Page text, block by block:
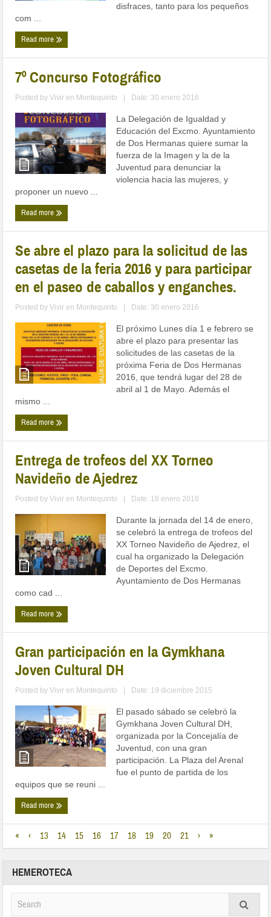
disfraces, tanto para los pequeños
com ...
Read more
7º Concurso Fotográfico
Posted byVivir en Montequinto Date: 30 enero 2016
La Delegación de Igualdad y
Educación del Excmo. Ayuntamiento
de Dos Hermanas quiere sumar la
fuerza de la Imagen y la de la
Juventud para denunciar la
violencia hacia las mujeres, y
proponer un nuevo ...
Read more
Se abre el plazo para la solicitud de las
casetas de la feria 2016 y para participar
en el paseo de caballos y enganches.
Posted byVivir en Montequinto Date: 30 enero 2016
El próximo Lunes día 1 e febrero se
abre el plazo para presentar las
solicitudes de las casetas de la
próxima Feria de Dos Hermanas
2016, que tendrá lugar del 28 de
abril al 1 de Mayo. Además el
mismo ...
Read more
Entrega de trofeos del XX Torneo
Navideño de Ajedrez
Posted byVivir en Montequinto Date: 18 enero 2016
Durante la jornada del 14 de enero,
se celebró la entrega de trofeos del
XX Torneo Navideño de Ajedrez, el
cual ha organizado la Delegación
de Deportes del Excmo.
Ayuntamiento de Dos Hermanas
como cad ...
Read more
Gran participación en la Gymkhana
Joven Cultural DH
Posted byVivir en Montequinto Date: 19 diciembre 2015
El pasado sábado se celebró la
Gymkhana Joven Cultural DH,
organizada por la Concejalía de
Juventud, con una gran
participación. La Plaza del Arenal
fue el punto de partida de los
equipos que se reuni ...
Read more
« ‹ 13 14 15 16 17 18 19 20 21 › »
HEMEROTECA